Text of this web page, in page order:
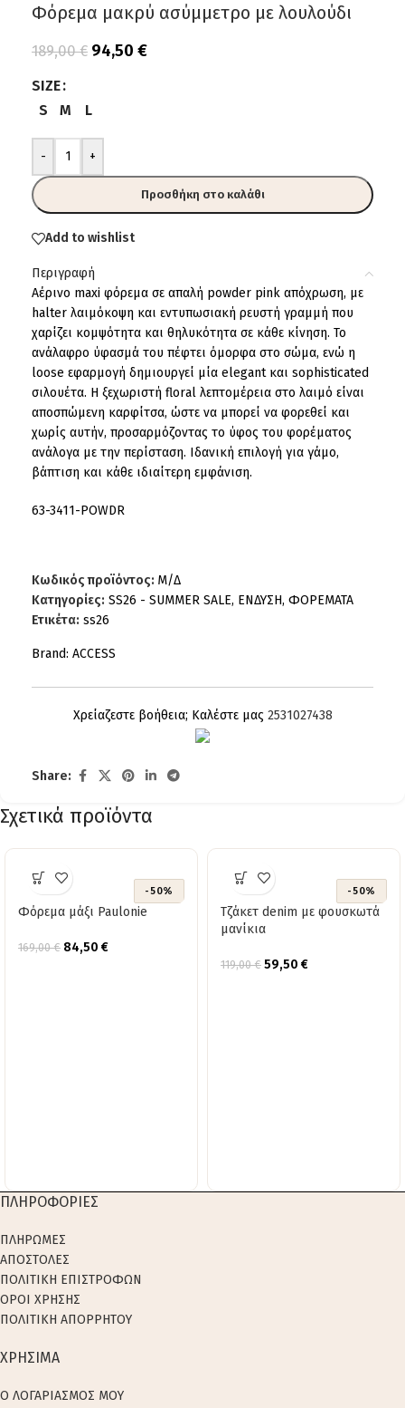
Φόρεμα μακρύ ασύμμετρο με λουλούδι
189,00€ 94,50 €
SIZE
S
M L
- +
Προσθήκη στο καλάθι
Add to wishlist
Περιγραφή
Αέρινο maxi φόρεμα σε απαλή powder pink απόχρωση, με
halter λαιμόκοψη και εντυπωσιακή ρευστή γραμμή που
χαρίζει κομψότητα και θηλυκότητα σε κάθε κίνηση. Το
ανάλαφρο ύφασμά του πέφτει όμορφα στο σώμα, ενώ η
loose εφαρμογή δημιουργεί μία elegant και sophisticated
σιλουέτα. Η ξεχωριστή floral λεπτομέρεια στο λαιμό είναι
αποσπώμενη καρφίτσα, ώστε να μπορεί να φορεθεί και
χωρίς αυτήν, προσαρμόζοντας το ύφος του φορέματος
ανάλογα με την περίσταση. Ιδανική επιλογή για γάμο,
βάπτιση και κάθε ιδιαίτερη εμφάνιση.
63-3411-POWDR
Κωδικός προϊόντος: Μ/Δ
Κατηγορίες: SS26 - SUMMER SALE, ΕΝΔΥΣΗ, ΦΟΡΕΜΑΤΑ
Ετικέτα: ss26
Brand: ACCESS
Χρείαζεστε βοήθεια; Καλέστε μας 2531027438
Share:
Σχετικά προϊόντα
-50%
Φόρεμα μάξι Paulonie
169,00€ 84,50 €
-50%
Τζάκετ denim με φουσκωτά
μανίκια
119,00€ 59,50 €
ΠΛΗΡΟΦΟΡΙΕΣ
ΠΛΗΡΩΜΕΣ
ΑΠΟΣΤΟΛΕΣ
ΠΟΛΙΤΙΚΗ ΕΠΙΣΤΡΟΦΩΝ
ΟΡΟΙ ΧΡΗΣΗΣ
ΠΟΛΙΤΙΚΗ ΑΠΟΡΡΗΤΟΥ
ΧΡΗΣΙΜΑ
Ο ΛΟΓΑΡΙΑΣΜΟΣ ΜΟΥ